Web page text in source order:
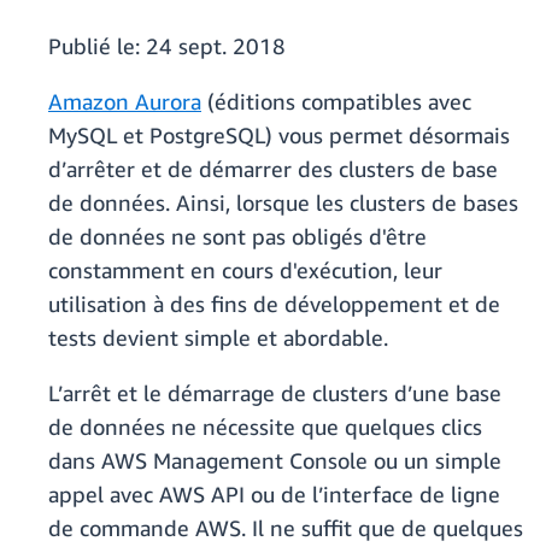
Publié le: 24 sept. 2018
Amazon Aurora (éditions compatibles avec
MySQL et PostgreSQL) vous permet désormais
d’arrêter et de démarrer des clusters de base
de données. Ainsi, lorsque les clusters de bases
de données ne sont pas obligés d'être
constamment en cours d'exécution, leur
utilisation à des fins de développement et de
tests devient simple et abordable.
L’arrêt et le démarrage de clusters d’une base
de données ne nécessite que quelques clics
dans AWS Management Console ou un simple
appel avec AWS API ou de l’interface de ligne
de commande AWS. Il ne suffit que de quelques